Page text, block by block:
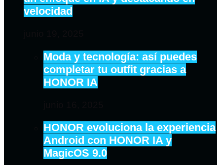
velocidad
Moda y tecnología: así puedes
completar tu outfit gracias a
HONOR IA
HONOR evoluciona la experiencia
Android con HONOR IA y
MagicOS 9.0